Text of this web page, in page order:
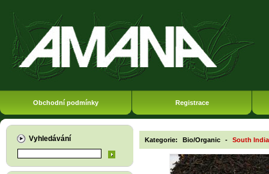
Obchodní podmínky Registrace
Vyhledávání Kategorie: Bio/Organic - South